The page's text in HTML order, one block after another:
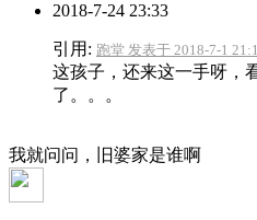
2018-7-24 23:33
引用: 跑堂 发表于 2018-7-1
这孩子，还来这一手呀，
了。。。
我就问问，旧婆家是谁啊